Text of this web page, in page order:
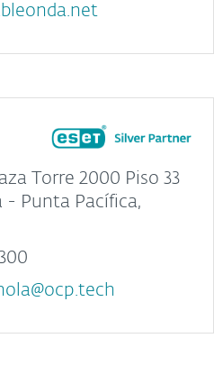
Torre 2000 Piso 33
- Punta Pacífica,